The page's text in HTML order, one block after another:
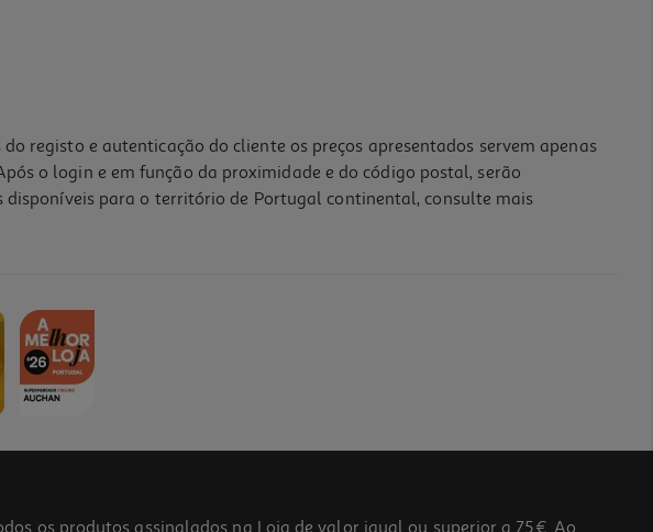
registo e autenticação do cliente os preços apresentados servem apenas
o login e em função da proximidade e do código postal, serão
disponíveis para o território de Portugal continental, consulte mais
os produtos assinalados na Loja de valor igual ou superior a 75€. Ao